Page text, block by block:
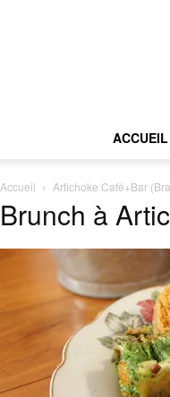
ACCUEIL
Accueil Artichoke Café+Bar
Brunch à